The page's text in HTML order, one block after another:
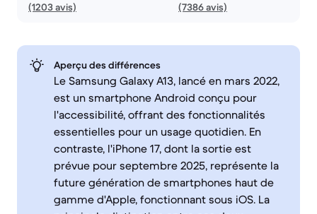
(1203 avis)
(7386 avis)
Aperçu des différences
Le Samsung Galaxy A13, lancé en mars 2022,
est un smartphone Android conçu pour
l'accessibilité, offrant des fonctionnalités
essentielles pour un usage quotidien. En
contraste, l'iPhone 17, dont la sortie est
prévue pour septembre 2025, représente la
future génération de smartphones haut de
gamme d'Apple, fonctionnant sous iOS. La